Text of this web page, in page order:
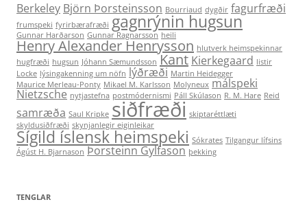
Berkeley Björn Þorsteinsson Bourriaud dygðir fagurfræði
frumspeki fyrirbærafræði gagnrýnin hugsun
Gunnar Harðarson Gunnar Ragnarsson heili
Henry Alexander Henrysson hlutverk heimspekinnar
hugfræði hugsun Jóhann Sæmundsson Kant Kierkegaard listir
Locke lýsingakenning um nöfn lýðræði Martin Heidegger
Maurice Merleau-Ponty Mikael M. Karlsson Molyneux málspeki
Nietzsche nytjastefna postmódernismi Páll Skúlason R. M. Hare Reid
samræða Saul Kripke siðfræði skiptaréttlæti
skyldusiðfræði skynjanlegir eiginleikar
Sígild íslensk heimspeki Sókrates Tilgangur lífsins
Ágúst H. Bjarnason Þorsteinn Gylfason þekking
TENGLAR